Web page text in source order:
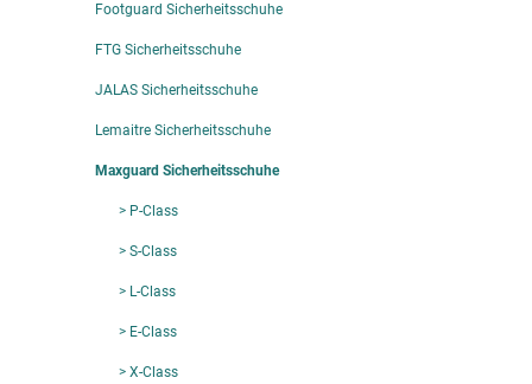
Footguard Sicherheitsschuhe
FTG Sicherheitsschuhe
JALAS Sicherheitsschuhe
Lemaitre Sicherheitsschuhe
Maxguard Sicherheitsschuhe
> P-Class
> S-Class
> L-Class
> E-Class
> X-Class